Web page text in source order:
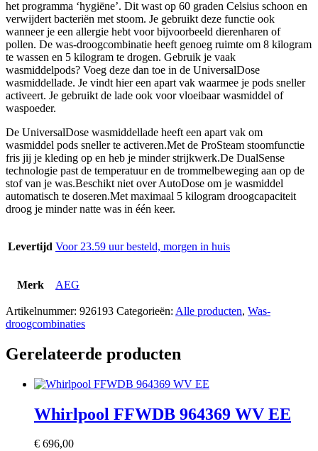
het programma ‘hygiëne’. Dit wast op 60 graden Celsius schoon en
verwijdert bacteriën met stoom. Je gebruikt deze functie ook
wanneer je een allergie hebt voor bijvoorbeeld dierenharen of
pollen. De was-droogcombinatie heeft genoeg ruimte om 8 kilogram
te wassen en 5 kilogram te drogen. Gebruik je vaak
wasmiddelpods? Voeg deze dan toe in de UniversalDose
wasmiddellade. Je vindt hier een apart vak waarmee je pods sneller
activeert. Je gebruikt de lade ook voor vloeibaar wasmiddel of
waspoeder.
De UniversalDose wasmiddellade heeft een apart vak om
wasmiddel pods sneller te activeren.Met de ProSteam stoomfunctie
fris jij je kleding op en heb je minder strijkwerk.De DualSense
technologie past de temperatuur en de trommelbeweging aan op de
stof van je was.Beschikt niet over AutoDose om je wasmiddel
automatisch te doseren.Met maximaal 5 kilogram droogcapaciteit
droog je minder natte was in één keer.
Levertijd Voor 23.59 uur besteld, morgen in huis
Merk AEG
Artikelnummer: 926193 Categorieën: Alle producten, Was-
droogcombinaties
Gerelateerde producten
Whirlpool FFWDB 964369 WV EE
€ 696,00